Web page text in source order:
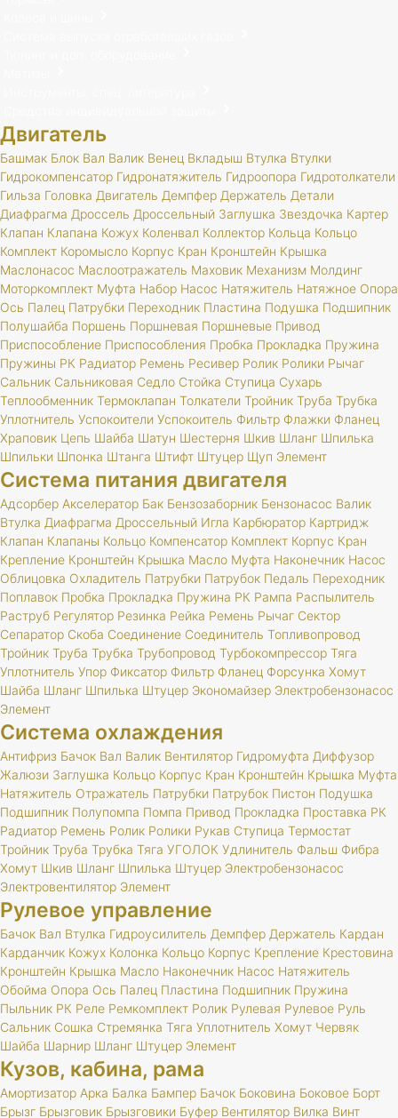
Двигатель
Башмак Блок Вал Валик Венец Вкладыш Втулка Втулки
Гидрокомпенсатор Гидронатяжитель Гидроопора Гидротолкатели
Гильза Головка Двигатель Демпфер Держатель Детали
Диафрагма Дроссель Дроссельный Заглушка Звездочка Картер
Клапан Клапана Кожух Коленвал Коллектор Кольца Кольцо
Комплект Коромысло Корпус Кран Кронштейн Крышка
Маслонасос Маслоотражатель Маховик Механизм Молдинг
Моторкомплект Муфта Набор Насос Натяжитель Натяжное Опора
Ось Палец Патрубки Переходник Пластина Подушка Подшипник
Полушайба Поршень Поршневая Поршневые Привод
Приспособление Приспособления Пробка Прокладка Пружина
Пружины РК Радиатор Ремень Ресивер Ролик Ролики Рычаг
Сальник Сальниковая Седло Стойка Ступица Сухарь
Теплообменник Термоклапан Толкатели Тройник Труба Трубка
Уплотнитель Успокоители Успокоитель Фильтр Флажки Фланец
Храповик Цепь Шайба Шатун Шестерня Шкив Шланг Шпилька
Шпильки Шпонка Штанга Штифт Штуцер Щуп Элемент
Система питания двигателя
Адсорбер Акселератор Бак Бензозаборник Бензонасос Валик
Втулка Диафрагма Дроссельный Игла Карбюратор Картридж
Клапан Клапаны Кольцо Компенсатор Комплект Корпус Кран
Крепление Кронштейн Крышка Масло Муфта Наконечник Насос
Облицовка Охладитель Патрубки Патрубок Педаль Переходник
Поплавок Пробка Прокладка Пружина РК Рампа Распылитель
Раструб Регулятор Резинка Рейка Ремень Рычаг Сектор
Сепаратор Скоба Соединение Соединитель Топливопровод
Тройник Труба Трубка Трубопровод Турбокомпрессор Тяга
Уплотнитель Упор Фиксатор Фильтр Фланец Форсунка Хомут
Шайба Шланг Шпилька Штуцер Экономайзер Электробензонасос
Элемент
Система охлаждения
Антифриз Бачок Вал Валик Вентилятор Гидромуфта Диффузор
Жалюзи Заглушка Кольцо Корпус Кран Кронштейн Крышка Муфта
Натяжитель Отражатель Патрубки Патрубок Пистон Подушка
Подшипник Полупомпа Помпа Привод Прокладка Проставка РК
Радиатор Ремень Ролик Ролики Рукав Ступица Термостат
Тройник Труба Трубка Тяга УГОЛОК Удлинитель Фальш Фибра
Хомут Шкив Шланг Шпилька Штуцер Электробензонасос
Электровентилятор Элемент
Рулевое управление
Бачок Вал Втулка Гидроусилитель Демпфер Держатель Кардан
Карданчик Кожух Колонка Кольцо Корпус Крепление Крестовина
Кронштейн Крышка Масло Наконечник Насос Натяжитель
Обойма Опора Ось Палец Пластина Подшипник Пружина
Пыльник РК Реле Ремкомплект Ролик Рулевая Рулевое Руль
Сальник Сошка Стремянка Тяга Уплотнитель Хомут Червяк
Шайба Шарнир Шланг Штуцер Элемент
Кузов, кабина, рама
Амортизатор Арка Балка Бампер Бачок Боковина Боковое Борт
Брызг Брызговик Брызговики Буфер Вентилятор Вилка Винт